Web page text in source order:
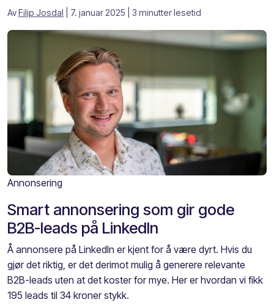
AvFilip Josdal | 7. januar 2025 | 3 minutter lesetid
Annonsering
Smart annonsering som gir gode
B2B-leads på LinkedIn
Å annonsere på LinkedIn er kjent for å være dyrt. Hvis du
gjør det riktig, er det derimot mulig å generere relevante
B2B-leads uten at det koster for mye. Her er hvordan vi fikk
195 leads til 34 kroner stykk.